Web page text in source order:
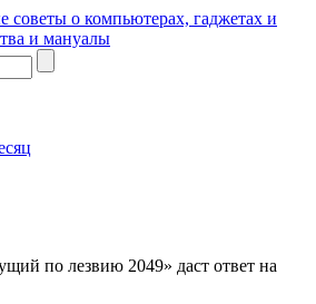
советы о компьютерах, гаджетах и
и мануалы
по лезвию 2049» даст ответ на